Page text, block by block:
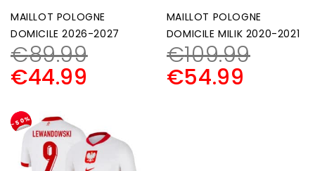
MAILLOT POLOGNE
DOMICILE 2026-2027
€89.99
€44.99
MAILLOT POLOGNE
DOMICILE MILIK 2020-2021
€109.99
€54.99
-50%